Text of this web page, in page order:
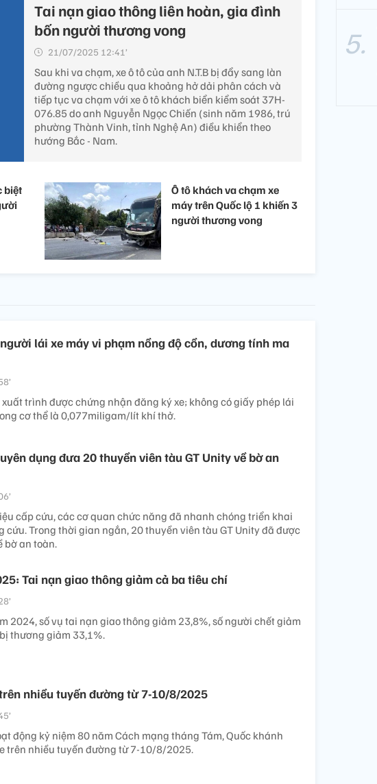
Tai nạn giao thông liên hoàn, gia đình
bốn người thương vong
21/07/2025 12:41’
Sau khi va chạm, xe ô tô của anh N.T.B bị đẩy sang làn
đường ngược chiều qua khoảng hở dải phân cách và
tiếp tục va chạm với xe ô tô khách biển kiểm soát 37H-
076.85 do anh Nguyễn Ngọc Chiến (sinh năm 1986, trú
phường Thành Vinh, tỉnh Nghệ An) điều khiển theo
hướng Bắc - Nam.
biệt
Ô tô khách va chạm xe
máy trên Quốc lộ 1 khiến 3
người thương vong
lái xe máy vi phạm nồng độ cồn, dương tính ma
xuất trình được chứng nhận đăng ký xe; không có giấy phép lái
cơ thể là 0,077miligam/lít khí thở.
dụng đưa 20 thuyền viên tàu GT Unity về bờ an
cấp cứu, các cơ quan chức năng đã nhanh chóng triển khai
cứu. Trong thời gian ngắn, 20 thuyền viên tàu GT Unity đã được
bờ an toàn.
Tai nạn giao thông giảm cả ba tiêu chí
2024, số vụ tai nạn giao thông giảm 23,8%, số người chết giảm
thương giảm 33,1%.
nhiều tuyến đường từ 7-10/8/2025
động kỷ niệm 80 năm Cách mạng tháng Tám, Quốc khánh
trên nhiều tuyến đường từ 7-10/8/2025.